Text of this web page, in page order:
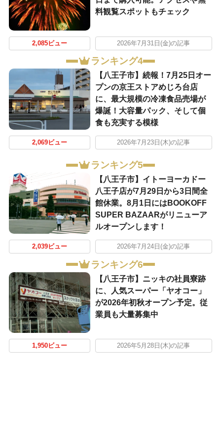
料観覧スポットもチェック
2,085ビュー 2026年7月31日(金)の記事
ランキング4
【八王子市】続報！7月25日オー
プンの京王ストアめじろ台店
に、最大規模の冷凍食品売場が
爆誕！大容量パック、そして個
食も充実する模様
2,069ビュー 2026年7月23日(木)の記事
ランキング5
【八王子市】イトーヨーカドー
八王子店が7月29日から3日間全
館休業。8月1日にはBOOKOFF
SUPER BAZAARがリニューア
ルオープンします！
2,039ビュー 2026年7月24日(金)の記事
ランキング6
【八王子市】ニッキの社員寮跡
に、人気スーパー「ヤオコー」
が2026年初秋オープン予定。従
業員も大量募集中
1,950ビュー 2026年5月28日(木)の記事